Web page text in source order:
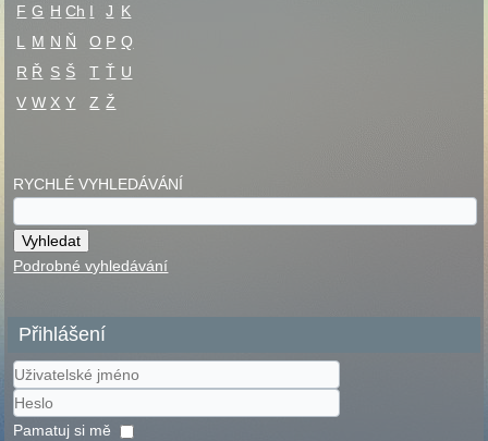
F G H Ch I J K
L
M N Ň O P Q
R Ř S Š T Ť U
V W X Y Z Ž
RYCHLÉ VYHLEDÁVÁNÍ
Podrobné vyhledávání
Přihlášení
Uživatelské
jméno
Heslo
Pamatuj si mě